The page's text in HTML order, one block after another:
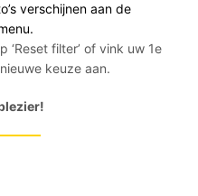
verschijnen aan de
‘Reset filter’ of vink uw 1e
keuze aan.